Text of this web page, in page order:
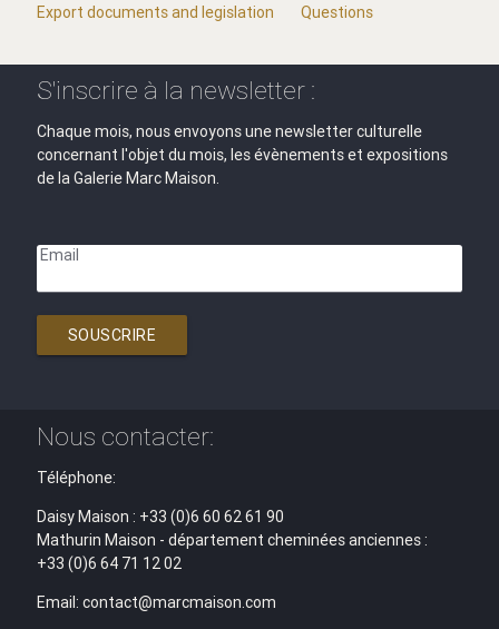
Export documents and legislation
Questions
S'inscrire à la newsletter :
Chaque mois, nous envoyons une newsletter culturelle
concernant l'objet du mois, les évènements et expositions
de la Galerie Marc Maison.
Email
SOUSCRIRE
Nous contacter:
Téléphone:
Daisy Maison : +33 (0)6 60 62 61 90
Mathurin Maison - département cheminées anciennes :
+33 (0)6 64 71 12 02
Email: contact@marcmaison.com